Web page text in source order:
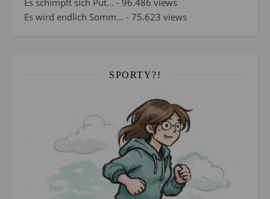
Es wird endlich Somm... - 75.623 views
SPORTY?!